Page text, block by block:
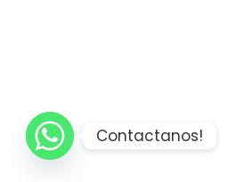
Contactanos!